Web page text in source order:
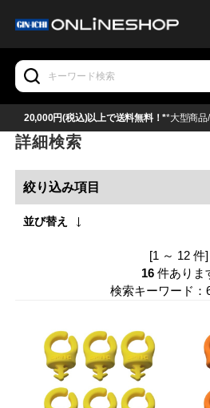
20,000円(税込)以上で送料無料！**大型商品
詳細検索
絞り込み項目
並び替え
[1 ～ 12 件]
16 件ありま
検索キーワード：